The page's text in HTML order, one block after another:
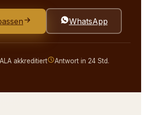
WhatsApp
akkreditiert Antwort in 24 Std.